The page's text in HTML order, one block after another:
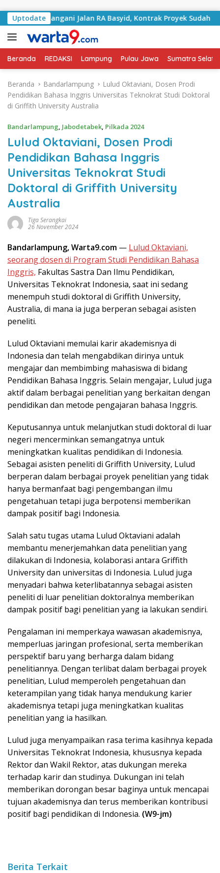
Uptodate
Tangani Jalan RA Basyid, Kontrak Proyek Sudah
Beranda REDAKSI Lampung Pulau Jawa Sumatra
Beranda Bandarlampung
Lulud Oktaviani, Dosen Prodi
Pendidikan Bahasa Inggris Universitas Teknokrat Studi Doktoral
di Griffith University Australia
Bandarlampung, Jabodetabek, Pilkada 2024
Lulud Oktaviani, Dosen Prodi
Pendidikan Bahasa Inggris
Universitas Teknokrat Studi
Doktoral di Griffith University
Australia
Tiga Serangkai
26 November 2024
Bandarlampung, Warta9.com — Lulud Oktaviani,
seorang dosen di Program Studi Pendidikan Bahasa
Inggris, Fakultas Sastra Dan Ilmu Pendidikan,
Universitas Teknokrat Indonesia, saat ini sedang
menempuh studi doktoral di Griffith University,
Australia, di mana ia juga berperan sebagai asisten
peneliti.
Lulud Oktaviani memulai karir akademisnya di
Indonesia dan telah mengabdikan dirinya untuk
mengajar dan membimbing mahasiswa di bidang
Pendidikan Bahasa Inggris. Selain mengajar, Lulud juga
aktif dalam berbagai penelitian yang berkaitan dengan
pendidikan dan metode pengajaran bahasa Inggris.
Keputusannya untuk melanjutkan studi doktoral di luar
negeri mencerminkan semangatnya untuk
meningkatkan kualitas pendidikan di Indonesia.
Sebagai asisten peneliti di Griffith University, Lulud
berperan dalam berbagai proyek penelitian yang tidak
hanya bermanfaat bagi pengembangan ilmu
pengetahuan tetapi juga berpotensi memberikan
dampak positif bagi Indonesia.
Salah satu tugas utama Lulud Oktaviani adalah
membantu menerjemahkan data penelitian yang
dilakukan di Indonesia, kolaborasi antara Griffith
University dan universitas di Indonesia. Lulud juga
menyadari bahwa keterlibatannya sebagai asisten
peneliti di luar penelitian doktoralnya memberikan
dampak positif bagi penelitian yang ia lakukan sendiri.
Pengalaman ini memperkaya wawasan akademisnya,
memperluas jaringan profesional, serta memberikan
perspektif baru yang berharga dalam bidang
penelitiannya. Dengan terlibat dalam berbagai proyek
penelitian, Lulud memperoleh pengetahuan dan
keterampilan yang tidak hanya mendukung karier
akademisnya tetapi juga meningkatkan kualitas
penelitian yang ia hasilkan.
Lulud juga menyampaikan rasa terima kasihnya kepada
Universitas Teknokrat Indonesia, khususnya kepada
Rektor dan Wakil Rektor, atas dukungan mereka
terhadap karir dan studinya. Dukungan ini telah
memberikan dorongan besar baginya untuk mencapai
tujuan akademisnya dan terus memberikan kontribusi
positif bagi pendidikan di Indonesia. (W9-jm)
Berita Terkait